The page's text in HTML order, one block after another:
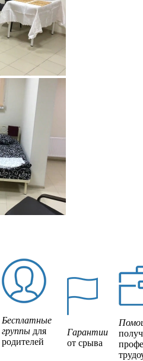
Бесплатные
группы для
родителей
Гарантии
от срыва